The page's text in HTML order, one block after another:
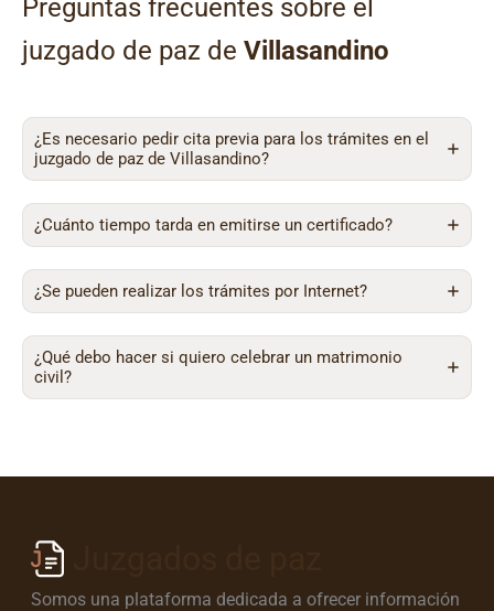
Preguntas frecuentes sobre el
juzgado de paz de Villasandino
¿Es necesario pedir cita previa para los trámites en el
juzgado de paz de Villasandino?
¿Cuánto tiempo tarda en emitirse un certificado?
¿Se pueden realizar los trámites por Internet?
¿Qué debo hacer si quiero celebrar un matrimonio
civil?
Somos una plataforma dedicada a ofrecer información